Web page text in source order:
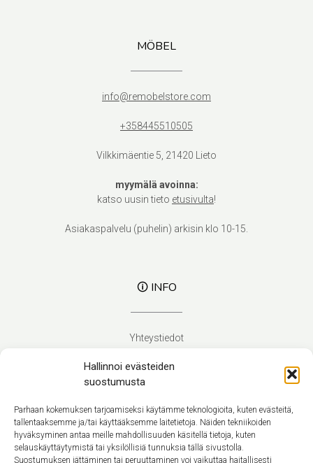
Hallinnoi evästeiden
suostumusta
Parhaan kokemuksen tarjoamiseksi käytämme teknologioita, kuten evästeitä,
tallentaaksemme ja/tai käyttääksemme laitetietoja. Näiden tekniikoiden
hyväksyminen antaa meille mahdollisuuden käsitellä tietoja, kuten
selauskäyttäytymistä tai yksilöllisiä tunnuksia tällä sivustolla.
Suostumuksen jättäminen tai peruuttaminen voi vaikuttaa haitallisesti
MÖBEL
info@remobelstore.com
+358445510505
Vilkkimäentie 5, 21420 Lieto
myymälä avoinna:
katso uusin tieto etusivulta!
Asiakaspalvelu (puhelin) arkisin klo 10-15.
🛈 INFO
Yhteystiedot
Toimitusehdot
Tietosuojaseloste
Suomi